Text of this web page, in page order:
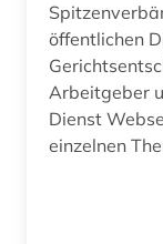
Slavistik
Sport (0)
Spitzenverbände
öffentlichen Dienst
Arbeitgeber
Dienst Webseiten und Datenbanken zu
einzelnen